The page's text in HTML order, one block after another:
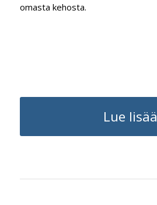
omasta kehosta.
Lue lisää